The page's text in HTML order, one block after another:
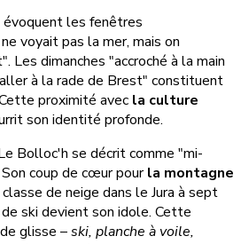
évoquent les fenêtres
voyait pas la mer, mais on
Les dimanches "accroché à la main
à la rade de Brest" constituent
proximité avec la culture
son identité profonde.
Bolloc'h se décrit comme "mi-
coup de cœur pourla montagne
de neige dans le Jura à sept
ski devient son idole. Cette
glisse –ski, planche à voile,